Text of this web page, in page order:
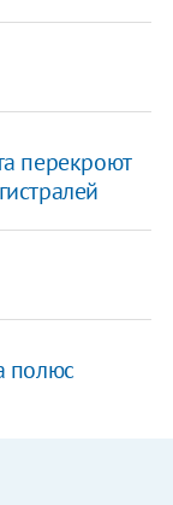
перекроют
полюс